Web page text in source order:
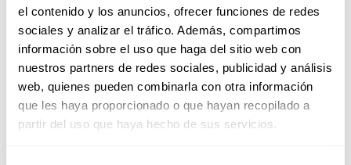
el contenido y los anuncios, ofrecer funciones de redes
sociales y analizar el tráfico. Además, compartimos
información sobre el uso que haga del sitio web con
nuestros partners de redes sociales, publicidad y análisis
web, quienes pueden combinarla con otra información
que les haya proporcionado o que hayan recopilado a
partir del uso que haya hecho de sus servicios.
Pendientes de flor en oro blanco de 18k con
diamantes de color amarillo y azul
Su diseño, elaborado en oro blanco de 18 quilates, tiene flores
engastadas con 15 diamantes cada una, en color amarillo (0,15
ct en total por flor), y un diamante central en tonos azul intenso
(0,03 ct), pensado para aportar un contraste armonioso y lleno